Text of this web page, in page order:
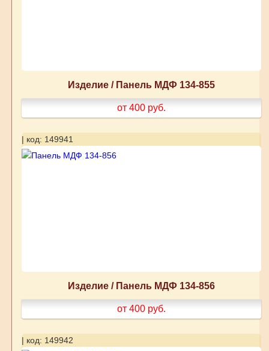
Изделие / Панель МДФ 134-855
от 400 руб.
| код: 149941
Изделие / Панель МДФ 134-856
от 400 руб.
| код: 149942